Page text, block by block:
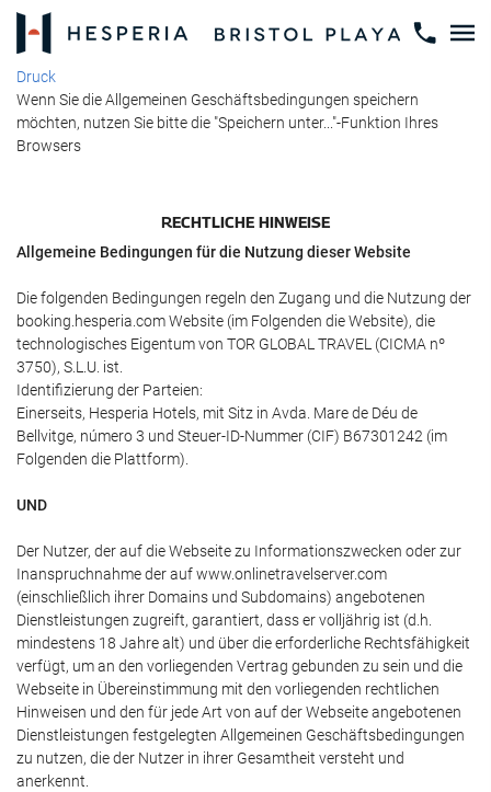
Druck
Wenn Sie die Allgemeinen Geschäftsbedingungen speichern
möchten, nutzen Sie bitte die "Speichern unter..."-Funktion Ihres
Browsers
RECHTLICHE HINWEISE
Allgemeine Bedingungen für die Nutzung dieser Website
Die folgenden Bedingungen regeln den Zugang und die Nutzung der
booking.hesperia.com Website (im Folgenden die Website), die
technologisches Eigentum von TOR GLOBAL TRAVEL (CICMA nº
3750), S.L.U. ist.
Identifizierung der Parteien:
Einerseits, Hesperia Hotels, mit Sitz in Avda. Mare de Déu de
Bellvitge, número 3 und Steuer-ID-Nummer (CIF) B­67301242 (im
Folgenden die Plattform).
UND
Der Nutzer, der auf die Webseite zu Informationszwecken oder zur
Inanspruchnahme der auf www.onlinetravelserver.com
(einschließlich ihrer Domains und Subdomains) angebotenen
Dienstleistungen zugreift, garantiert, dass er volljährig ist (d.h.
mindestens 18 Jahre alt) und über die erforderliche Rechtsfähigkeit
verfügt, um an den vorliegenden Vertrag gebunden zu sein und die
Webseite in Übereinstimmung mit den vorliegenden rechtlichen
Hinweisen und den für jede Art von auf der Webseite angebotenen
Dienstleistungen festgelegten Allgemeinen Geschäftsbedingungen
zu nutzen, die der Nutzer in ihrer Gesamtheit versteht und
anerkennt.